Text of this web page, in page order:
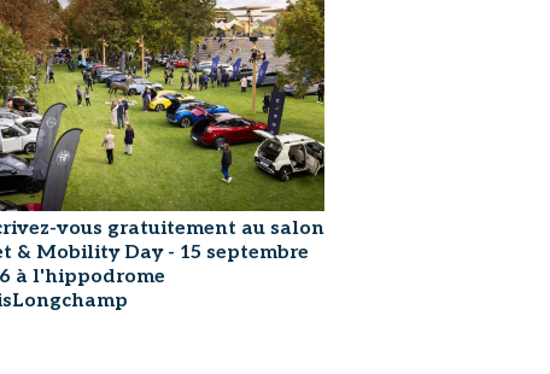
vous gratuitement au salon
& Mobility Day - 15 septembre
à l'hippodrome